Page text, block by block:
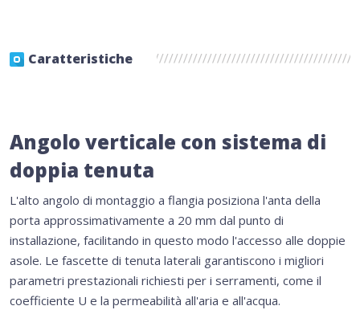
Caratteristiche
Angolo verticale con sistema di
doppia tenuta
L'alto angolo di montaggio a flangia posiziona l'anta della
porta approssimativamente a 20 mm dal punto di
installazione, facilitando in questo modo l'accesso alle doppie
asole. Le fascette di tenuta laterali garantiscono i migliori
parametri prestazionali richiesti per i serramenti, come il
coefficiente U e la permeabilità all'aria e all'acqua.